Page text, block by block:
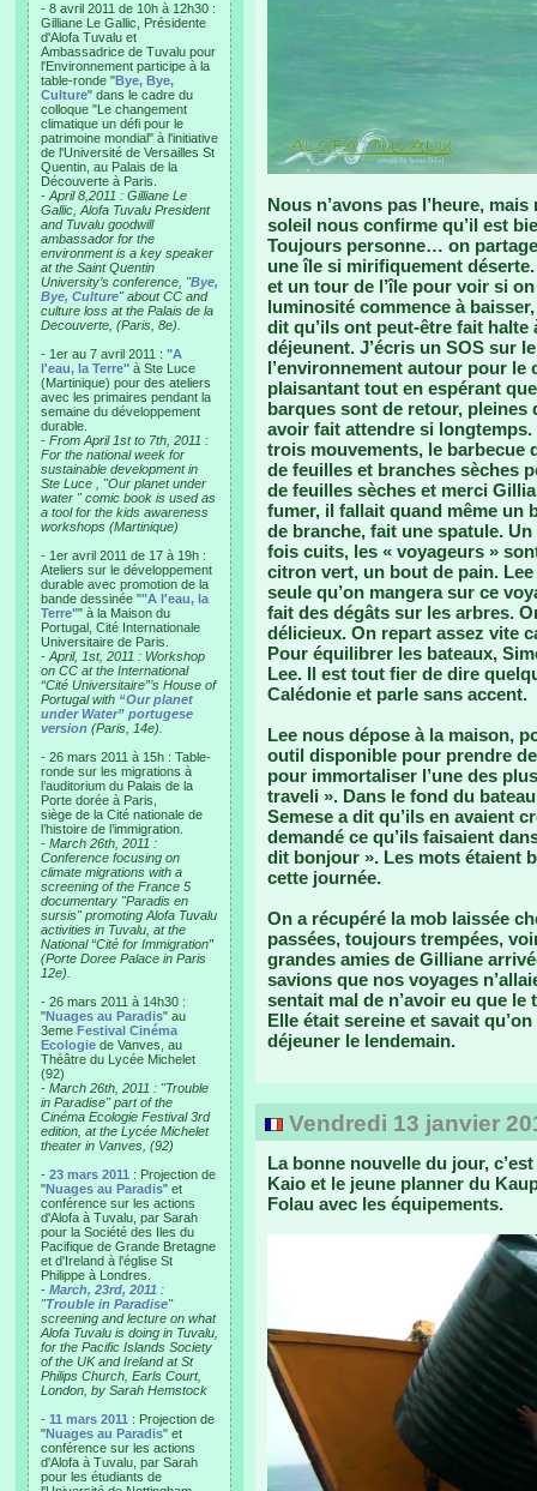
- 8 avril 2011 de 10h à 12h30 :
Gilliane Le Gallic, Présidente
d'Alofa Tuvalu et
Ambassadrice de Tuvalu pour
l'Environnement participe à la
table-ronde "Bye, Bye,
Culture" dans le cadre du
colloque "Le changement
climatique un défi pour le
patrimoine mondial" à l'initiative
de l'Université de Versailles St
Quentin, au Palais de la
Découverte à Paris.
- April 8,2011 : Gilliane Le
Gallic, Alofa Tuvalu President
and Tuvalu goodwill
ambassador for the
environment is a key speaker
at the Saint Quentin
University’s conference, "Bye,
Bye, Culture" about CC and
culture loss at the Palais de la
Decouverte, (Paris, 8e).
- 1er au 7 avril 2011 : "A
l'eau, la Terre" à Ste Luce
(Martinique) pour des ateliers
avec les primaires pendant la
semaine du développement
durable.
- From April 1st to 7th, 2011 :
For the national week for
sustainable development in
Ste Luce , "Our planet under
water " comic book is used as
a tool for the kids awareness
workshops (Martinique)
- 1er avril 2011 de 17 à 19h :
Ateliers sur le développement
durable avec promotion de la
bande dessinée ""A l'eau, la
Terre"" à la Maison du
Portugal, Cité Internationale
Universitaire de Paris.
- April, 1st, 2011 : Workshop
on CC at the International
“Cité Universitaire”’s House of
Portugal with “Our planet
under Water” portugese
version (Paris, 14e).
- 26 mars 2011 à 15h : Table-
ronde sur les migrations à
l’auditorium du Palais de la
Porte dorée à Paris,
siège de la Cité nationale de
l’histoire de l’immigration.
- March 26th, 2011 :
Conference focusing on
climate migrations with a
screening of the France 5
documentary "Paradis en
sursis" promoting Alofa Tuvalu
activities in Tuvalu, at the
National “Cité for Immigration”
(Porte Doree Palace in Paris
12e).
- 26 mars 2011 à 14h30 :
"Nuages au Paradis" au
3eme Festival Cinéma
Ecologie de Vanves, au
Théâtre du Lycée Michelet
(92)
- March 26th, 2011 : "Trouble
in Paradise" part of the
Cinéma Ecologie Festival 3rd
edition, at the Lycée Michelet
theater in Vanves, (92)
- 23 mars 2011 : Projection de
"Nuages au Paradis" et
conférence sur les actions
d'Alofa à Tuvalu, par Sarah
pour la Société des Iles du
Pacifique de Grande Bretagne
et d'Ireland à l'église St
Philippe à Londres.
- March, 23rd, 2011 :
"Trouble in Paradise"
screening and lecture on what
Alofa Tuvalu is doing in Tuvalu,
for the Pacific Islands Society
of the UK and Ireland at St
Philips Church, Earls Court,
London, by Sarah Hemstock
- 11 mars 2011 : Projection de
"Nuages au Paradis" et
conférence sur les actions
d'Alofa à Tuvalu, par Sarah
pour les étudiants de
Nous n’avons pas l’heure,
soleil nous confirme qu’il est
Toujours personne… on
une île si mirifiquement
et un tour de l’île pour voir si
luminosité commence à
dit qu’ils ont peut-être fait halte
déjeunent. J’écris un SOS sur
l’environnement autour pour
plaisantant tout en espérant
barques sont de retour, pleines
avoir fait attendre si longtemps.
trois mouvements, le barbecue
de feuilles et branches sèches
de feuilles sèches et merci
fumer, il fallait quand même un
de branche, fait une spatule.
fois cuits, les « voyageurs »
citron vert, un bout de pain.
seule qu’on mangera sur ce
fait des dégâts sur les arbres.
délicieux. On repart assez vite
Pour équilibrer les bateaux,
Lee. Il est tout fier de dire
Calédonie et parle sans accent.
Lee nous dépose à la maison,
outil disponible pour prendre
pour immortaliser l’une des
traveli ». Dans le fond du
Semese a dit qu’ils en avaient
demandé ce qu’ils faisaient
dit bonjour ». Les mots étaient
cette journée.
On a récupéré la mob laissée
passées, toujours trempées,
grandes amies de Gilliane
savions que nos voyages
sentait mal de n’avoir eu que le
Elle était sereine et savait
déjeuner le lendemain.
Vendredi 13 janvier
La bonne nouvelle du jour,
Kaio et le jeune planner du
Folau avec les équipements.